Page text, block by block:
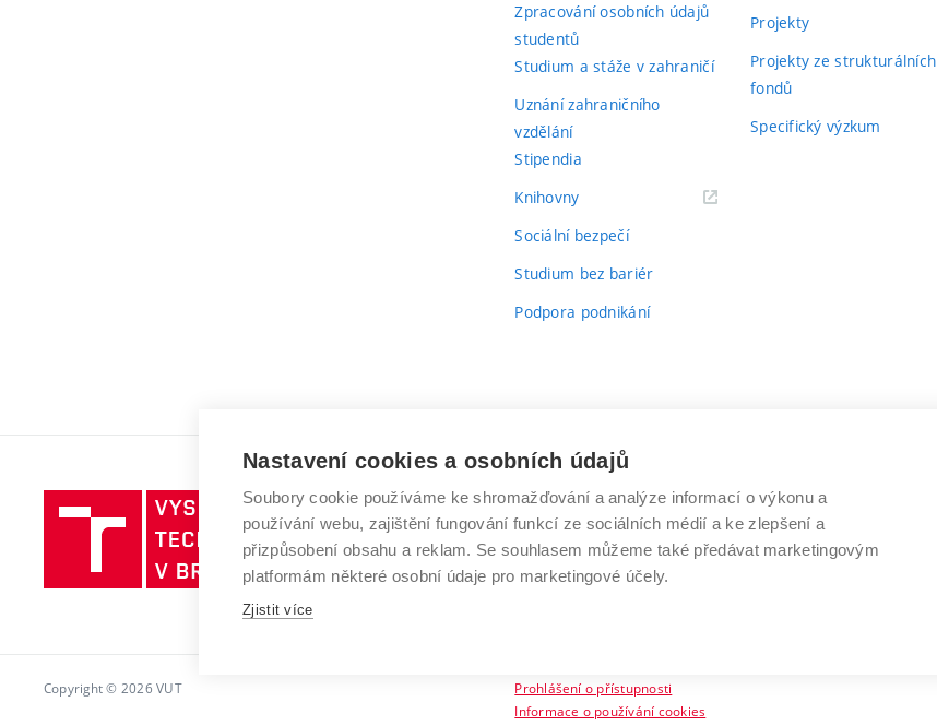
Zpracování osobních údajů
studentů
Studium a stáže v zahraničí
Uznání zahraničního
vzdělání
Stipendia
Knihovny(externí
Sociální bezpečí
Studium bez bariér
Podpora podnikání
Projekty
Projekty ze strukturálních
fondů
Specifický výzkum
Vysoké
učení
technické
v
VYSOKÉ UČENÍ TECHNICKÉ V BRNĚ
Antonínská 548/1
602 00 Brno
www.vut.cz
Copyright © 2026 VUT
Prohlášení o přístupnosti
Informace o používání cookies
Nastavení cookies a osobních údajů
Soubory cookie používáme ke shromažďování a analýze informací o výkonu a
používání webu, zajištění fungování funkcí ze sociálních médií a ke zlepšení a
přizpůsobení obsahu a reklam. Se souhlasem můžeme také předávat marketingovým
platformám některé osobní údaje pro marketingové účely.
Zjistit více